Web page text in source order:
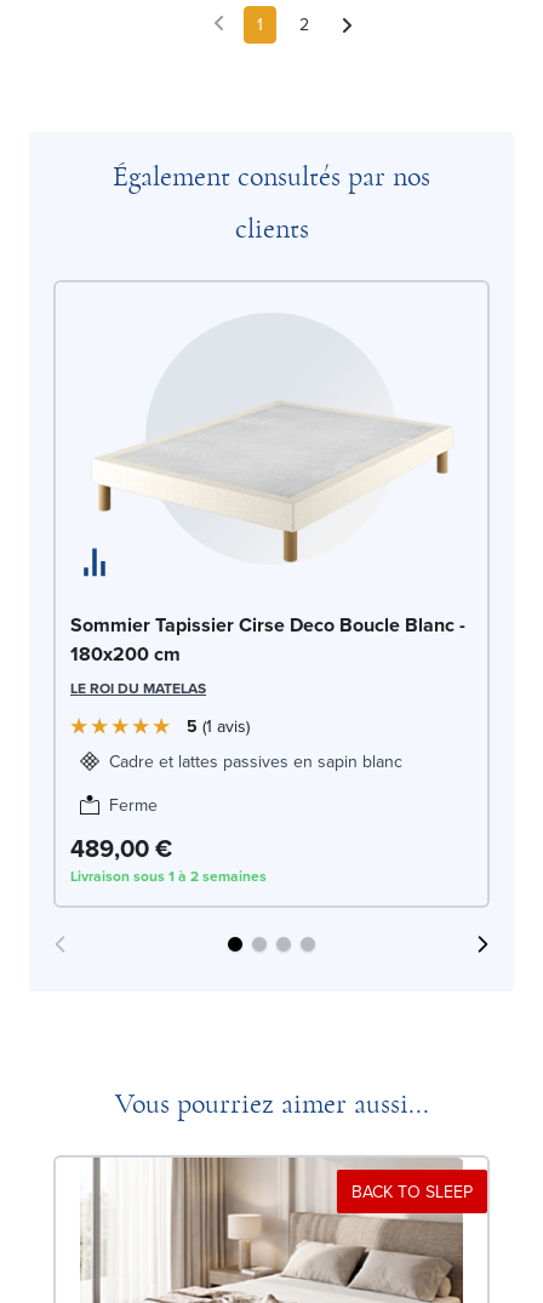
1 2
Également consultés par nos
clients
Sommier Tapissier Cirse Deco Boucle Blanc -
180x200 cm
LE ROI DU MATELAS
5 1 avis
Cadre et lattes passives en sapin blanc
Ferme
489,00 €
Livraison sous 1 à 2 semaines
Vous pourriez aimer aussi...
BACK TO SLEEP